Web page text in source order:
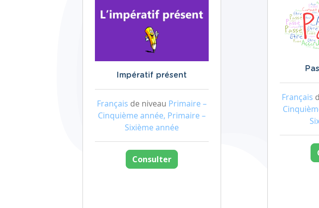
Impératif présent
Français de niveau Primaire –
Cinquième année, Primaire –
Sixième année
Consulter
Français